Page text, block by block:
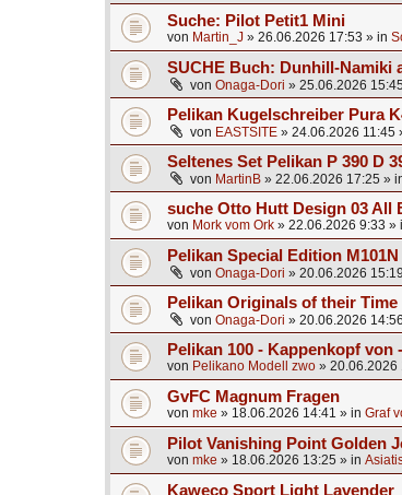
Suche: Pilot Petit1 Mini
von Martin_J » 26.06.2026 17:53 » in
SUCHE Buch: Dunhill-Namiki
von Onaga-Dori » 25.06.2026 15:45
Pelikan Kugelschreiber Pura
von EASTSITE » 24.06.2026 11:45
Seltenes Set Pelikan P 390 D
von MartinB » 22.06.2026 17:25 »
suche Otto Hutt Design 03 All
von Mork vom Ork » 22.06.2026 9:33 »
Pelikan Special Edition
von Onaga-Dori » 20.06.2026 15:19
Pelikan Originals of their
von Onaga-Dori » 20.06.2026 14:56
Pelikan 100 - Kappenkopf
von Pelikano Modell zwo » 20.06.2026
GvFC Magnum Fragen
von mke » 18.06.2026 14:41 » in Graf
Pilot Vanishing Point Golden
von mke » 18.06.2026 13:25 » in
Kaweco Sport Light Lavender